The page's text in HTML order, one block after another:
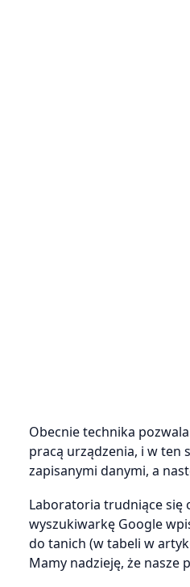
Obecnie technika
pracą urządzenia, i w ten
zapisanymi danymi, a
Laboratoria trudniące się
wyszukiwarkę Google
do tanich (w tabeli w
Mamy nadzieję, że